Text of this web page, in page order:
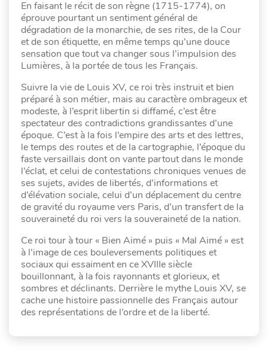
En faisant le récit de son règne (1715-1774), on
éprouve pourtant un sentiment général de
dégradation de la monarchie, de ses rites, de la Cour
et de son étiquette, en même temps qu’une douce
sensation que tout va changer sous l’impulsion des
Lumières, à la portée de tous les Français.
Suivre la vie de Louis XV, ce roi très instruit et bien
préparé à son métier, mais au caractère ombrageux et
modeste, à l’esprit libertin si diffamé, c’est être
spectateur des contradictions grandissantes d’une
époque. C’est à la fois l’empire des arts et des lettres,
le temps des routes et de la cartographie, l’époque du
faste versaillais dont on vante partout dans le monde
l’éclat, et celui de contestations chroniques venues de
ses sujets, avides de libertés, d’informations et
d’élévation sociale, celui d’un déplacement du centre
de gravité du royaume vers Paris, d’un transfert de la
souveraineté du roi vers la souveraineté de la nation.
Ce roi tour à tour « Bien Aimé » puis « Mal Aimé » est
à l’image de ces bouleversements politiques et
sociaux qui essaiment en ce XVIIIe siècle
bouillonnant, à la fois rayonnants et glorieux, et
sombres et déclinants. Derrière le mythe Louis XV, se
cache une histoire passionnelle des Français autour
des représentations de l’ordre et de la liberté.